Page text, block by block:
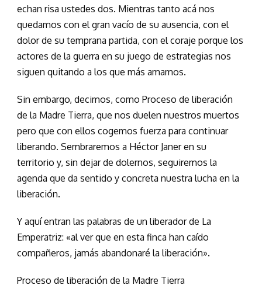
echan risa ustedes dos. Mientras tanto acá nos
quedamos con el gran vacío de su ausencia, con el
dolor de su temprana partida, con el coraje porque los
actores de la guerra en su juego de estrategias nos
siguen quitando a los que más amamos.
Sin embargo, decimos, como Proceso de liberación
de la Madre Tierra, que nos duelen nuestros muertos
pero que con ellos cogemos fuerza para continuar
liberando. Sembraremos a Héctor Janer en su
territorio y, sin dejar de dolernos, seguiremos la
agenda que da sentido y concreta nuestra lucha en la
liberación.
Y aquí entran las palabras de un liberador de La
Emperatriz: «al ver que en esta finca han caído
compañeros, jamás abandonaré la liberación».
Proceso de liberación de la Madre Tierra